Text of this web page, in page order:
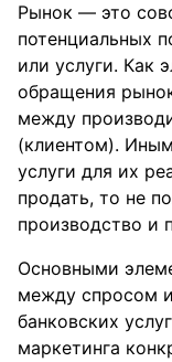
Рынок — это
потенциальных
или услуги. Как
обращения
между
(клиентом).
услуги для их
продать, то не
производство и
Основными
между спросом
банковских
маркетинга